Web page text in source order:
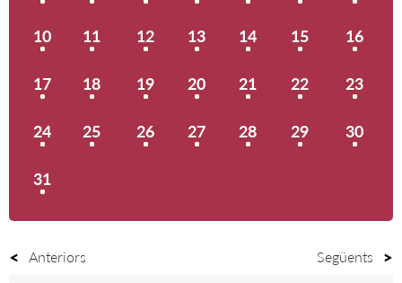
10 11 12 13 14 15 16
17 18 19 20 21 22 23
24 25 26 27 28 29 30
31
Anteriors Següents